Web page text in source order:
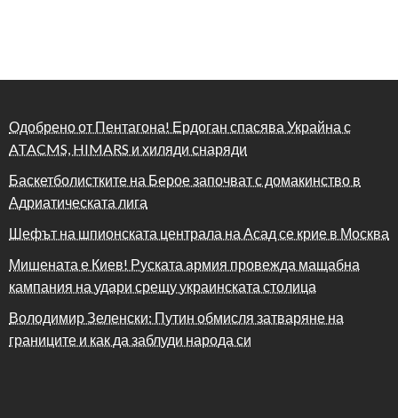
Одобрено от Пентагона! Ердоган спасява Украйна с
ATACMS, HIMARS и хиляди снаряди
Баскетболистките на Берое започват с домакинство в
Адриатическата лига
Шефът на шпионската централа на Асад се крие в Москва
Мишената е Киев! Руската армия провежда мащабна
кампания на удари срещу украинската столица
Володимир Зеленски: Путин обмисля затваряне на
границите и как да заблуди народа си